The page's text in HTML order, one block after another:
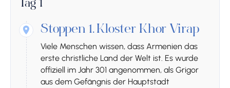
Tag 1
Stoppen 1. Kloster Khor Virap
Viele Menschen wissen, dass Armenien das
erste christliche Land der Welt ist. Es wurde
offiziell im Jahr 301 angenommen, als Grigor
aus dem Gefängnis der Hauptstadt